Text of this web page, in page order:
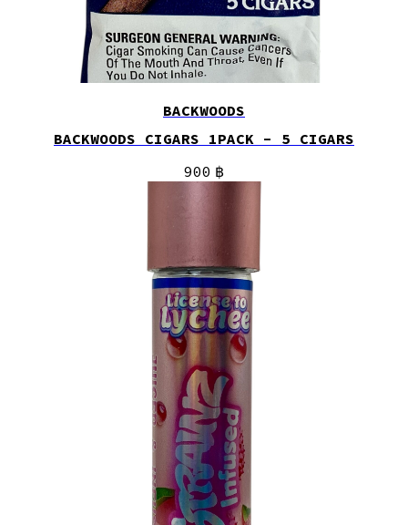
BACKWOODS
BACKWOODS CIGARS 1PACK - 5 CIGARS
900 ฿